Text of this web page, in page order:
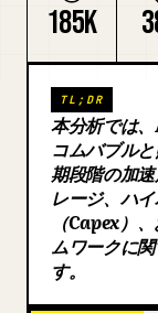
ダウンロード
ブログ
更新情報
185K
TL;DR
本分析では
コムバブル
期段階の加
レージ、ハ
（Capex）
ムワークに
す。